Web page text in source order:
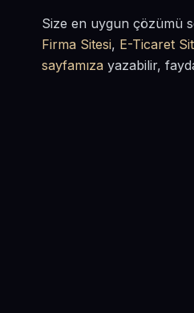
Size en uygun çözümü
Firma Sitesi, E-Ticaret
sayfamıza yazabilir,